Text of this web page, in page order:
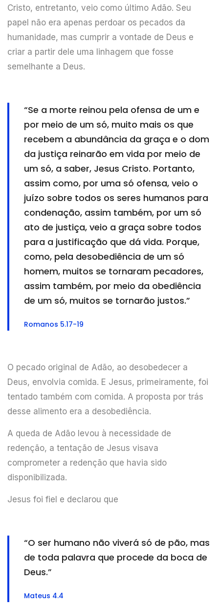
Cristo, entretanto, veio como último Adão. Seu
papel não era apenas perdoar os pecados da
humanidade, mas cumprir a vontade de Deus e
criar a partir dele uma linhagem que fosse
semelhante a Deus.
“Se a morte reinou pela ofensa de um e
por meio de um só, muito mais os que
recebem a abundância da graça e o dom
da justiça reinarão em vida por meio de
um só, a saber, Jesus Cristo. Portanto,
assim como, por uma só ofensa, veio o
juízo sobre todos os seres humanos para
condenação, assim também, por um só
ato de justiça, veio a graça sobre todos
para a justificação que dá vida. Porque,
como, pela desobediência de um só
homem, muitos se tornaram pecadores,
assim também, por meio da obediência
de um só, muitos se tornarão justos.”
Romanos 5.17-19
O pecado original de Adão, ao desobedecer a
Deus, envolvia comida. E Jesus, primeiramente, foi
tentado também com comida. A proposta por trás
desse alimento era a desobediência.
A queda de Adão levou à necessidade de
redenção, a tentação de Jesus visava
comprometer a redenção que havia sido
disponibilizada.
Jesus foi fiel e declarou que
“O ser humano não viverá só de pão, mas
de toda palavra que procede da boca de
Deus.”
Mateus 4.4